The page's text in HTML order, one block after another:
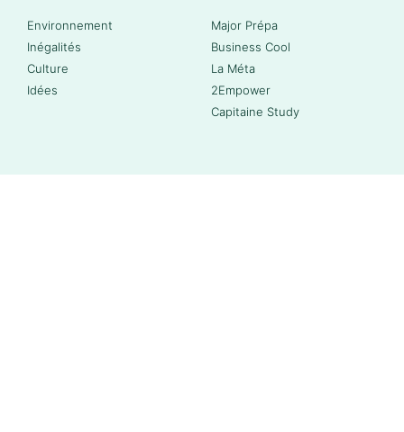
Environnement
Inégalités
Culture
Idées
Major Prépa
Business Cool
La Méta
2Empower
Capitaine Study